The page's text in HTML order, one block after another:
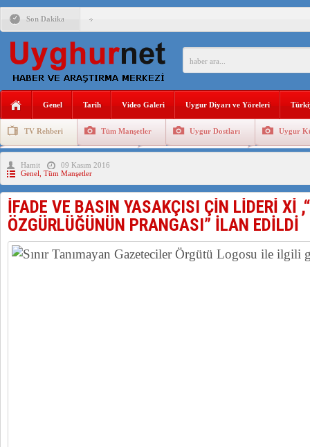
Son Dakika
ANAHTAR PARTİ GENEL BAŞKANI AĞIRALİOĞLU :
DİYANET AKADEMİSİ BAŞKANI DOÇ.DR.KAAN : DOĞU
150 YILDIR KAYNAYAN YARAMIZ : ÇİN İŞGALİNDEKİ
MHP’DEN URUMÇİ KATLİAMI MESAJİ : 05.07.2009
Genel Tarih Video Galeri Uygur Diyarı ve Yöreleri
TV Rehberi Tüm Manşetler Uygur Dostları Uygur
Uygurlarda Düğün ve Cenaze
Hamit
09 Kasım 2016
Genel Tüm Manşetler
İFADE VE BASIN YASAKÇISI ÇİN LİDERİ Xİ
ÖZGÜRLÜĞÜNÜN PRANGASI” İLAN EDİLDİ